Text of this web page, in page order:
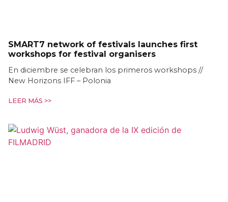
SMART7 network of festivals launches first
workshops for festival organisers
En diciembre se celebran los primeros workshops //
New Horizons IFF – Polonia
LEER MÁS >>